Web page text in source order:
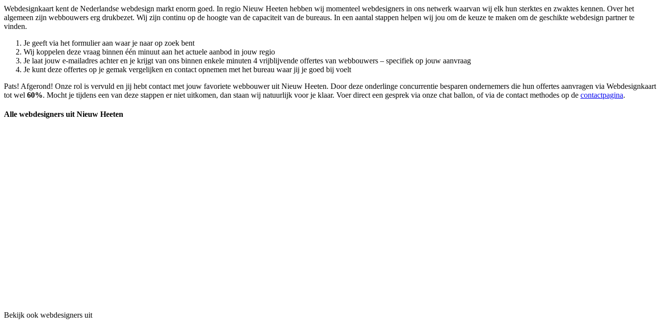
Webdesignkaart kent de Nederlandse webdesign markt enorm goed. In regio Nieuw Heeten hebben wij momenteel webdesigners in ons netwerk waarvan wij elk hun sterktes en zwaktes kennen. Over het
algemeen zijn webbouwers erg drukbezet. Wij zijn continu op de hoogte van de capaciteit van de bureaus. In een aantal stappen helpen wij jou om de keuze te maken om de geschikte webdesign partner te
vinden.
Je geeft via het formulier aan waar je naar op zoek bent
Wij koppelen deze vraag binnen één minuut aan het actuele aanbod in jouw regio
Je laat jouw e-mailadres achter en je krijgt van ons binnen enkele minuten 4 vrijblijvende offertes van webbouwers – specifiek op jouw aanvraag
Je kunt deze offertes op je gemak vergelijken en contact opnemen met het bureau waar jij je goed bij voelt
Pats! Afgerond! Onze rol is vervuld en jij hebt contact met jouw favoriete webbouwer uit Nieuw Heeten. Door deze onderlinge concurrentie besparen ondernemers die hun offertes aanvragen via Webdesignkaart
tot wel 60%. Mocht je tijdens een van deze stappen er niet uitkomen, dan staan wij natuurlijk voor je klaar. Voer direct een gesprek via onze chat ballon, of via de contact methodes op de contactpagina.
Alle webdesigners uit Nieuw Heeten
Bekijk ook webdesigners uit